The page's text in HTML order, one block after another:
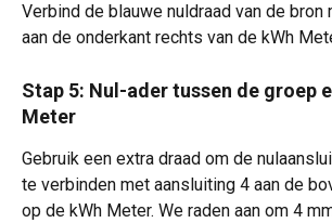
Verbind de blauwe nuldraad van de bron
aan de onderkant rechts van de kWh
Stap 5: Nul-ader tussen de groep
Meter
Gebruik een extra draad om de
te verbinden met aansluiting 4 aan de
op de kWh Meter. We raden aan om 4